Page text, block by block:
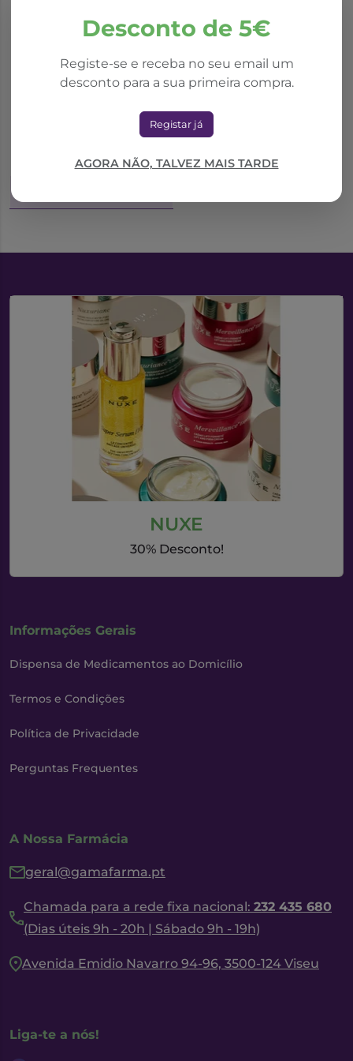
Desconto de 5€
Registe-se e receba no seu email um
desconto para a sua primeira compra.
Registar já
AGORA NÃO, TALVEZ MAIS TARDE
NUXE
30% Desconto!
Informações Gerais
Dispensa de Medicamentos ao Domicílio
Termos e Condições
Política de Privacidade
Perguntas Frequentes
A Nossa Farmácia
geral@gamafarma.pt
Chamada para a rede fixa nacional: 232 435 680
(Dias úteis 9h - 20h | Sábado 9h - 19h)
Avenida Emidio Navarro 94-96, 3500-124 Viseu
Liga-te a nós!